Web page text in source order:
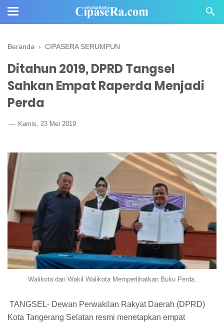
Beranda › CIPASERA SERUMPUN
Ditahun 2019, DPRD Tangsel
Sahkan Empat Raperda Menjadi
Perda
Kamis, 23 Mei 2019
Walikota dan Wakil Walikota Memperlihatkan Buku Perda.
TANGSEL- Dewan Perwakilan Rakyat Daerah (DPRD)
Kota Tangerang Selatan resmi menetapkan empat